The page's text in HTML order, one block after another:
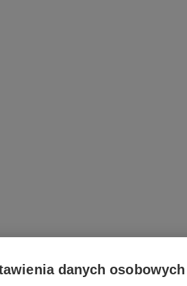
danych osobowych